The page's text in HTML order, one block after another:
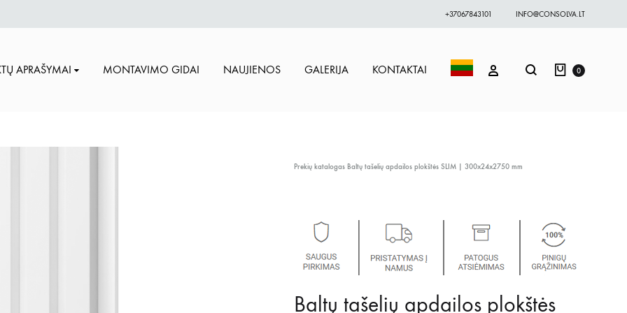
+37067843101 INFO@CONSOLVA.LT
APRAŠYMAI MONTAVIMO GIDAI NAUJIENOS GALERIJA KONTAKTAI PRISIJUNGTI
Paieška Krepšelis
0
Prekių katalogas Baltų tašelių apdailos plokštės SLIM | 300x24x2750 mm
Baltų tašelių apdailos plokštės